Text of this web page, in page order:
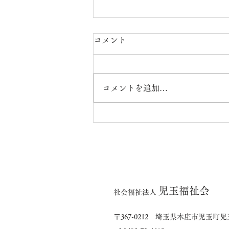
7月の出来事（楓・橘ユニッ
コメント
コメントを追加…
社会福祉法人 児玉福祉会
〒367-0212 埼玉県本庄市児玉町児